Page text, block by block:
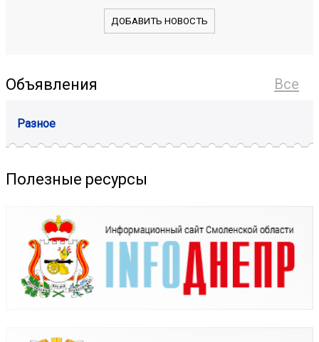
ДОБАВИТЬ НОВОСТЬ
Все
Объявления
Разное
Полезные ресурсы